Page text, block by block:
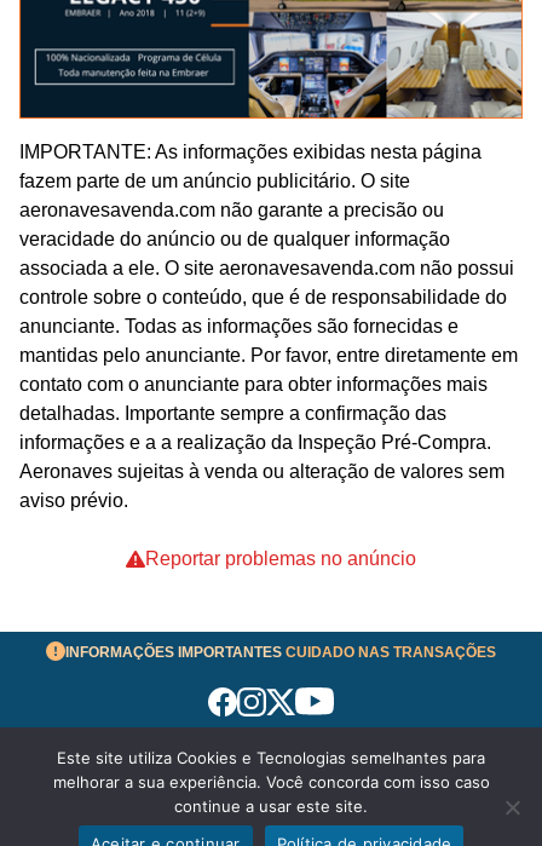
IMPORTANTE: As informações exibidas nesta página
fazem parte de um anúncio publicitário. O site
aeronavesavenda.com não garante a precisão ou
veracidade do anúncio ou de qualquer informação
associada a ele. O site aeronavesavenda.com não possui
controle sobre o conteúdo, que é de responsabilidade do
anunciante. Todas as informações são fornecidas e
mantidas pelo anunciante. Por favor, entre diretamente em
contato com o anunciante para obter informações mais
detalhadas. Importante sempre a confirmação das
informações e a a realização da Inspeção Pré-Compra.
Aeronaves sujeitas à venda ou alteração de valores sem
aviso prévio.
Reportar problemas no anúncio
INFORMAÇÕES IMPORTANTES CUIDADO NAS TRANSAÇÕES
Termos de Uso
© 2026 aeronavesavenda.com | Todos os Direitos
Reservados!
Este site utiliza Cookies e Tecnologias semelhantes para
melhorar a sua experiência. Você concorda com isso caso
continue a usar este site.